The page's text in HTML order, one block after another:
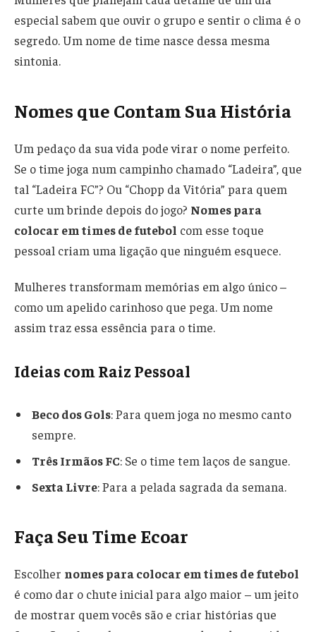
especial sabem que ouvir o grupo e sentir o clima é o
segredo. Um nome de time nasce dessa mesma
sintonia.
Nomes que Contam Sua História
Um pedaço da sua vida pode virar o nome perfeito.
Se o time joga num campinho chamado “Ladeira”, que
tal “Ladeira FC”? Ou “Chopp da Vitória” para quem
curte um brinde depois do jogo? Nomes para
colocar em times de futebol com esse toque
pessoal criam uma ligação que ninguém esquece.
Mulheres transformam memórias em algo único –
como um apelido carinhoso que pega. Um nome
assim traz essa essência para o time.
Ideias com Raiz Pessoal
Beco dos Gols: Para quem joga no mesmo canto
sempre.
Três Irmãos FC: Se o time tem laços de sangue.
Sexta Livre: Para a pelada sagrada da semana.
Faça Seu Time Ecoar
Escolher nomes para colocar em times de futebol
é como dar o chute inicial para algo maior – um jeito
de mostrar quem vocês são e criar histórias que